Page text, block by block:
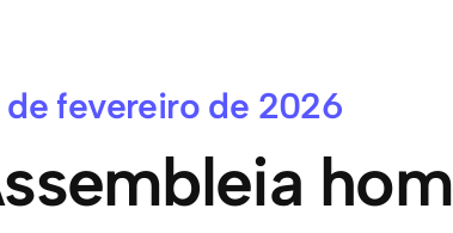
fevereiro de 2026